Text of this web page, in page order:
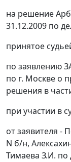
на решение
31.12.2009 по
принятое
по заявлению
по г. Москве о
решения в
при участии в
от заявителя -
N б/н,
Тимаева З.И. по